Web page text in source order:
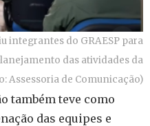
integrantes do GRAESP para
das atividades da
Assessoria de Comunicação)
também teve como
das equipes e